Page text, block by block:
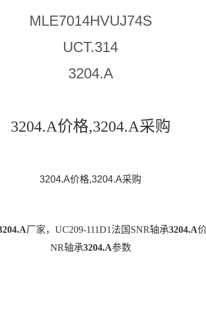
MLE7014HVUJ74S
UCT.314
3204.A
3204.A价格,3204.A采购
3204.A价格,3204.A采购
厂家，UC209-111D1法国SNR轴承3204.A
NR轴承3204.A参数